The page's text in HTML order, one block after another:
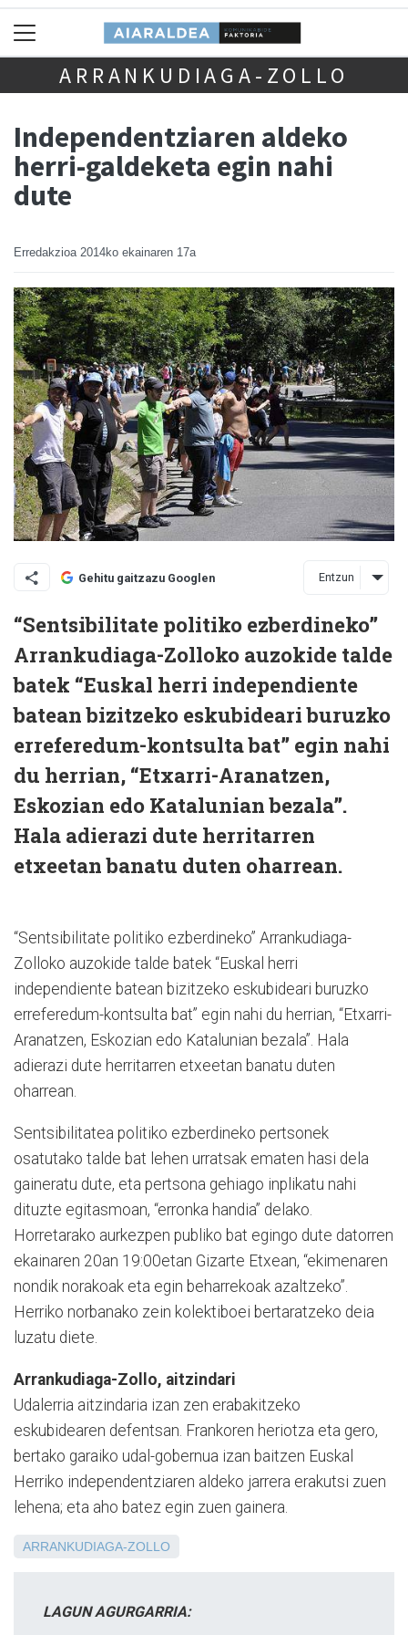
ARRANKUDIAGA-ZOLLO
Independentziaren aldeko
herri-galdeketa egin nahi
dute
Erredakzioa 2014ko ekainaren 17a
Gehitu gaitzazu Googlen Entzun
“Sentsibilitate politiko ezberdineko”
Arrankudiaga-Zolloko auzokide talde
batek “Euskal herri independiente
batean bizitzeko eskubideari buruzko
erreferedum-kontsulta bat” egin nahi
du herrian, “Etxarri-Aranatzen,
Eskozian edo Katalunian bezala”.
Hala adierazi dute herritarren
etxeetan banatu duten oharrean.
“Sentsibilitate politiko ezberdineko” Arrankudiaga-
Zolloko auzokide talde batek “Euskal herri
independiente batean bizitzeko eskubideari buruzko
erreferedum-kontsulta bat” egin nahi du herrian, “Etxarri-
Aranatzen, Eskozian edo Katalunian bezala”. Hala
adierazi dute herritarren etxeetan banatu duten
oharrean.
Sentsibilitatea politiko ezberdineko pertsonek
osatutako talde bat lehen urratsak ematen hasi dela
gaineratu dute, eta pertsona gehiago inplikatu nahi
dituzte egitasmoan, “erronka handia” delako.
Horretarako aurkezpen publiko bat egingo dute datorren
ekainaren 20an 19:00etan Gizarte Etxean, “ekimenaren
nondik norakoak eta egin beharrekoak azaltzeko”.
Herriko norbanako zein kolektiboei bertaratzeko deia
luzatu diete.
Arrankudiaga-Zollo, aitzindari
Udalerria aitzindaria izan zen erabakitzeko
eskubidearen defentsan. Frankoren heriotza eta gero,
bertako garaiko udal-gobernua izan baitzen Euskal
Herriko independentziaren aldeko jarrera erakutsi zuen
lehena; eta aho batez egin zuen gainera.
ARRANKUDIAGA-ZOLLO
LAGUN AGURGARRIA: